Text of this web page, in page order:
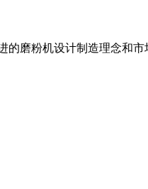
磨粉机设计制造理念和